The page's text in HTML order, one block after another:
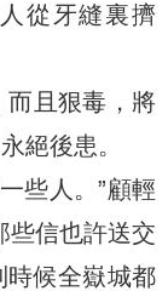
從牙縫裏擠
而且狠毒，將
絕後患。
些人。”顧輕
些信也許送交
時候全嶽城都